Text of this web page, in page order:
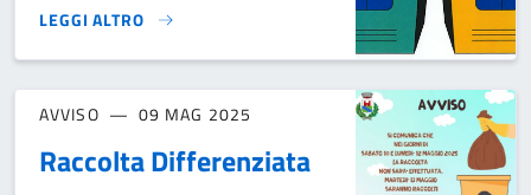
LEGGI ALTRO
APERTURA ECOSTAZIONE}
AVVISO 09 MAG 2025
Raccolta Differenziata